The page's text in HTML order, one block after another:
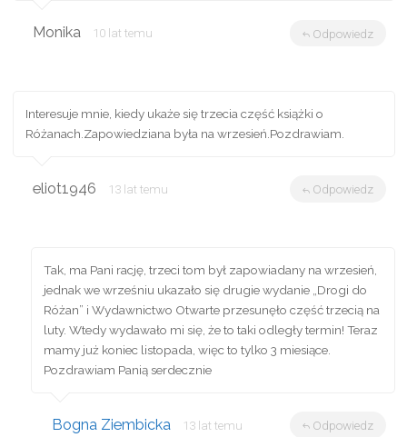
Monika 10 lat temu Odpowiedz
Interesuje mnie, kiedy ukaże się trzecia część książki o
Różanach.Zapowiedziana była na wrzesień.Pozdrawiam.
eliot1946 13 lat temu Odpowiedz
Tak, ma Pani rację, trzeci tom był zapowiadany na wrzesień,
jednak we wrześniu ukazało się drugie wydanie „Drogi do
Różan” i Wydawnictwo Otwarte przesunęło część trzecią na
luty. Wtedy wydawało mi się, że to taki odległy termin! Teraz
mamy już koniec listopada, więc to tylko 3 miesiące.
Pozdrawiam Panią serdecznie
Bogna Ziembicka 13 lat temu Odpowiedz